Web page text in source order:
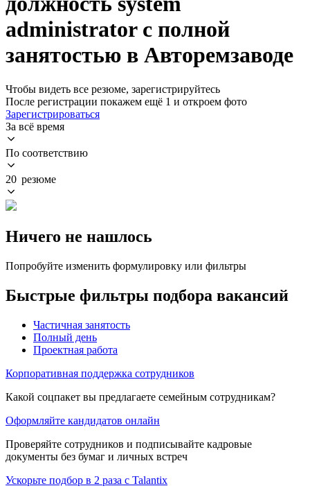
administrator с полной
занятостью в Авторемзаводе
Чтобы видеть все резюме, зарегистрируйтесь
После регистрации покажем ещё 1 и откроем фото
Зарегистрироваться
За всё время
По соответствию
20 резюме
Ничего не нашлось
Попробуйте изменить формулировку или фильтры
Быстрые фильтры подбора вакансий
Частичная занятость
Полный день
Проектная работа
Корпоративная поддержка сотрудников
Какой соцпакет вы предлагаете семейным сотрудникам?
Оформляйте кандидатов онлайн
Проверяйте сотрудников и подписывайте кадровые
документы без бумаг и личных встреч
Ускорьте подбор в 2 раза с Talantix